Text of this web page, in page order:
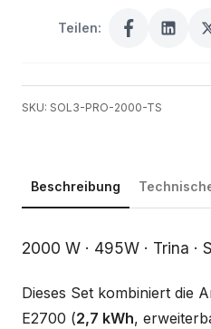
Teilen:
SKU: SOL3-PRO-2000-TS
Beschreibung
Beschreibung
2000 W · 495W · Trina ·
Dieses Set kombiniert die
E2700 (2,7 kWh,